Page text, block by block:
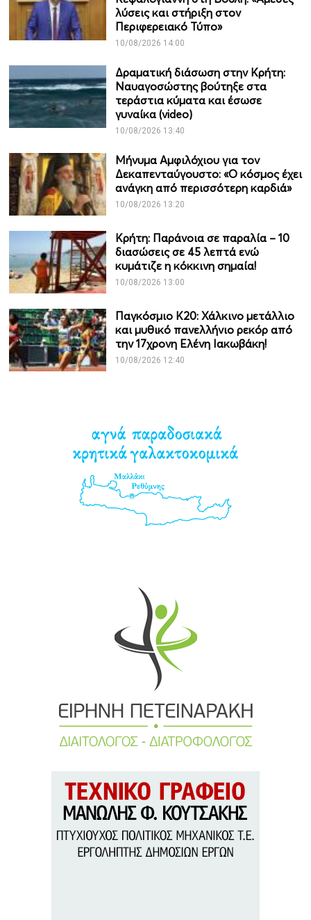
λύσεις και στήριξη στον
Περιφερειακό Τύπο»
10/08/2026 14:00
Δραματική διάσωση στην Κρήτη:
Ναυαγοσώστης βούτηξε στα
τεράστια κύματα και έσωσε
γυναίκα (video)
10/08/2026 13:40
Μήνυμα Αμφιλόχιου για τον
Δεκαπενταύγουστο: «Ο κόσμος έχει
ανάγκη από περισσότερη καρδιά»
10/08/2026 13:20
Κρήτη: Παράνοια σε παραλία – 10
διασώσεις σε 45 λεπτά ενώ
κυμάτιζε η κόκκινη σημαία!
10/08/2026 13:00
Παγκόσμιο Κ20: Χάλκινο μετάλλιο
και μυθικό πανελλήνιο ρεκόρ από
την 17χρονη Ελένη Ιακωβάκη!
10/08/2026 12:40